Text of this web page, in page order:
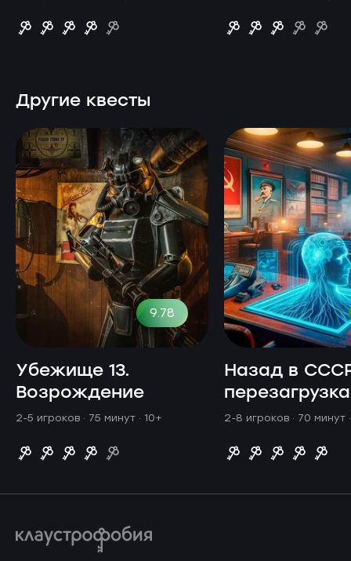
Другие квесты
9.78
Убежище 13.
Возрождение
2-5 игроков · 75 минут · 10+
Назад в
перезагрузка
2-8 игроков · 70 минут